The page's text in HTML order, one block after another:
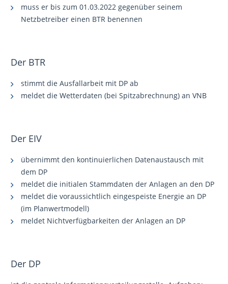
muss er bis zum 01.03.2022 gegenüber seinem
Netzbetreiber einen BTR benennen
Der BTR
stimmt die Ausfallarbeit mit DP ab
meldet die Wetterdaten (bei Spitzabrechnung) an VNB
Der EIV
übernimmt den kontinuierlichen Datenaustausch mit
dem DP
meldet die initialen Stammdaten der Anlagen an den DP
meldet die voraussichtlich eingespeiste Energie an DP
(im Planwertmodell)
meldet Nichtverfügbarkeiten der Anlagen an DP
Der DP